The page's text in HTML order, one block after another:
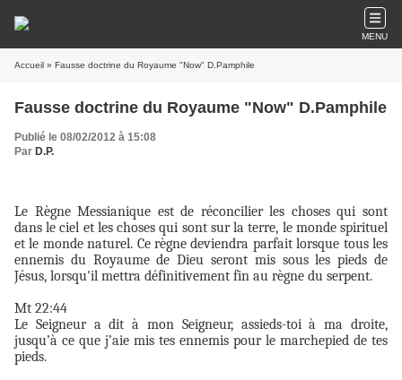
MENU
Accueil » Fausse doctrine du Royaume "Now" D.Pamphile
Fausse doctrine du Royaume "Now" D.Pamphile
Publié le 08/02/2012 à 15:08
Par D.P.
Le Règne Messianique est de réconcilier les choses qui sont
dans le ciel et les choses qui sont sur la terre, le monde spirituel
et le monde naturel. Ce règne deviendra parfait lorsque tous les
ennemis du Royaume de Dieu seront mis sous les pieds de
Jésus, lorsqu'il mettra définitivement fin au règne du serpent.
Mt 22:44
Le Seigneur a dit à mon Seigneur, assieds-toi à ma droite,
jusqu’à ce que j’aie mis tes ennemis pour le marchepied de tes
pieds.